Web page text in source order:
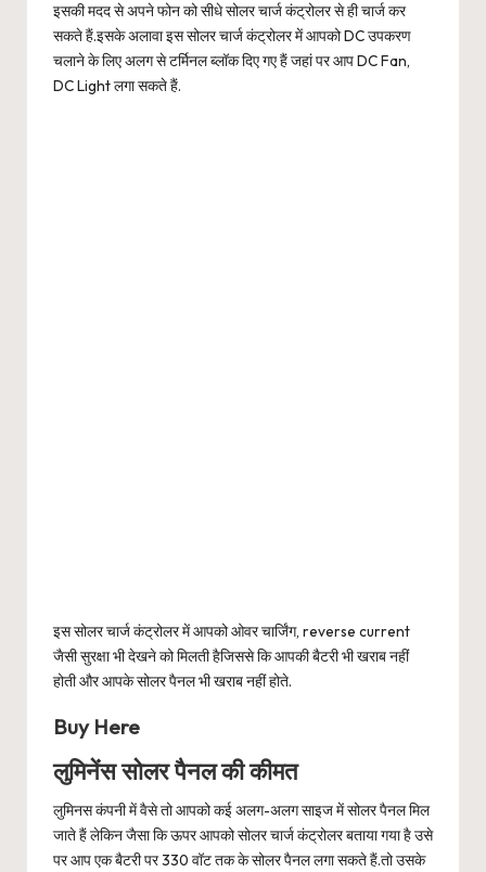
इसकी मदद से अपने फोन को सीधे सोलर चार्ज कंट्रोलर से ही चार्ज कर
सकते हैं.इसके अलावा इस सोलर चार्ज कंट्रोलर में आपको DC उपकरण
चलाने के लिए अलग से टर्मिनल ब्लॉक दिए गए हैं जहां पर आप DC Fan,
DC Light लगा सकते हैं.
इस सोलर चार्ज कंट्रोलर में आपको ओवर चार्जिंग, reverse current
जैसी सुरक्षा भी देखने को मिलती हैजिससे कि आपकी बैटरी भी खराब नहीं
होती और आपके सोलर पैनल भी खराब नहीं होते.
Buy Here
लुमिनेंस सोलर पैनल की कीमत
लुमिनस कंपनी में वैसे तो आपको कई अलग-अलग साइज में सोलर पैनल मिल
जाते हैं लेकिन जैसा कि ऊपर आपको सोलर चार्ज कंट्रोलर बताया गया है उसे
पर आप एक बैटरी पर 330 वॉट तक के सोलर पैनल लगा सकते हैं.तो उसके